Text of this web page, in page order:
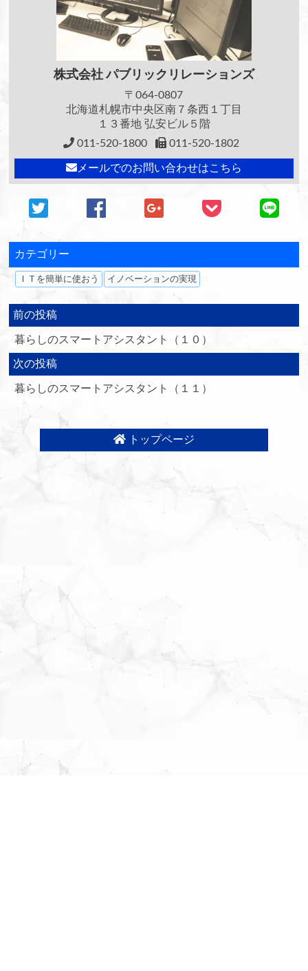
株式会社パブリックリレーションズ
〒064-0807
北海道札幌市中央区南７条西１丁目
１３番地 弘安ビル５階
011-520-1800
011-520-1802
メールでのお問い合わせはこちら
カテゴリー
ＩＴを簡単に使おう イノベーションの実現
前の投稿
暮らしのスマートアシスタント（１０）
次の投稿
暮らしのスマートアシスタント（１１）
トップページ